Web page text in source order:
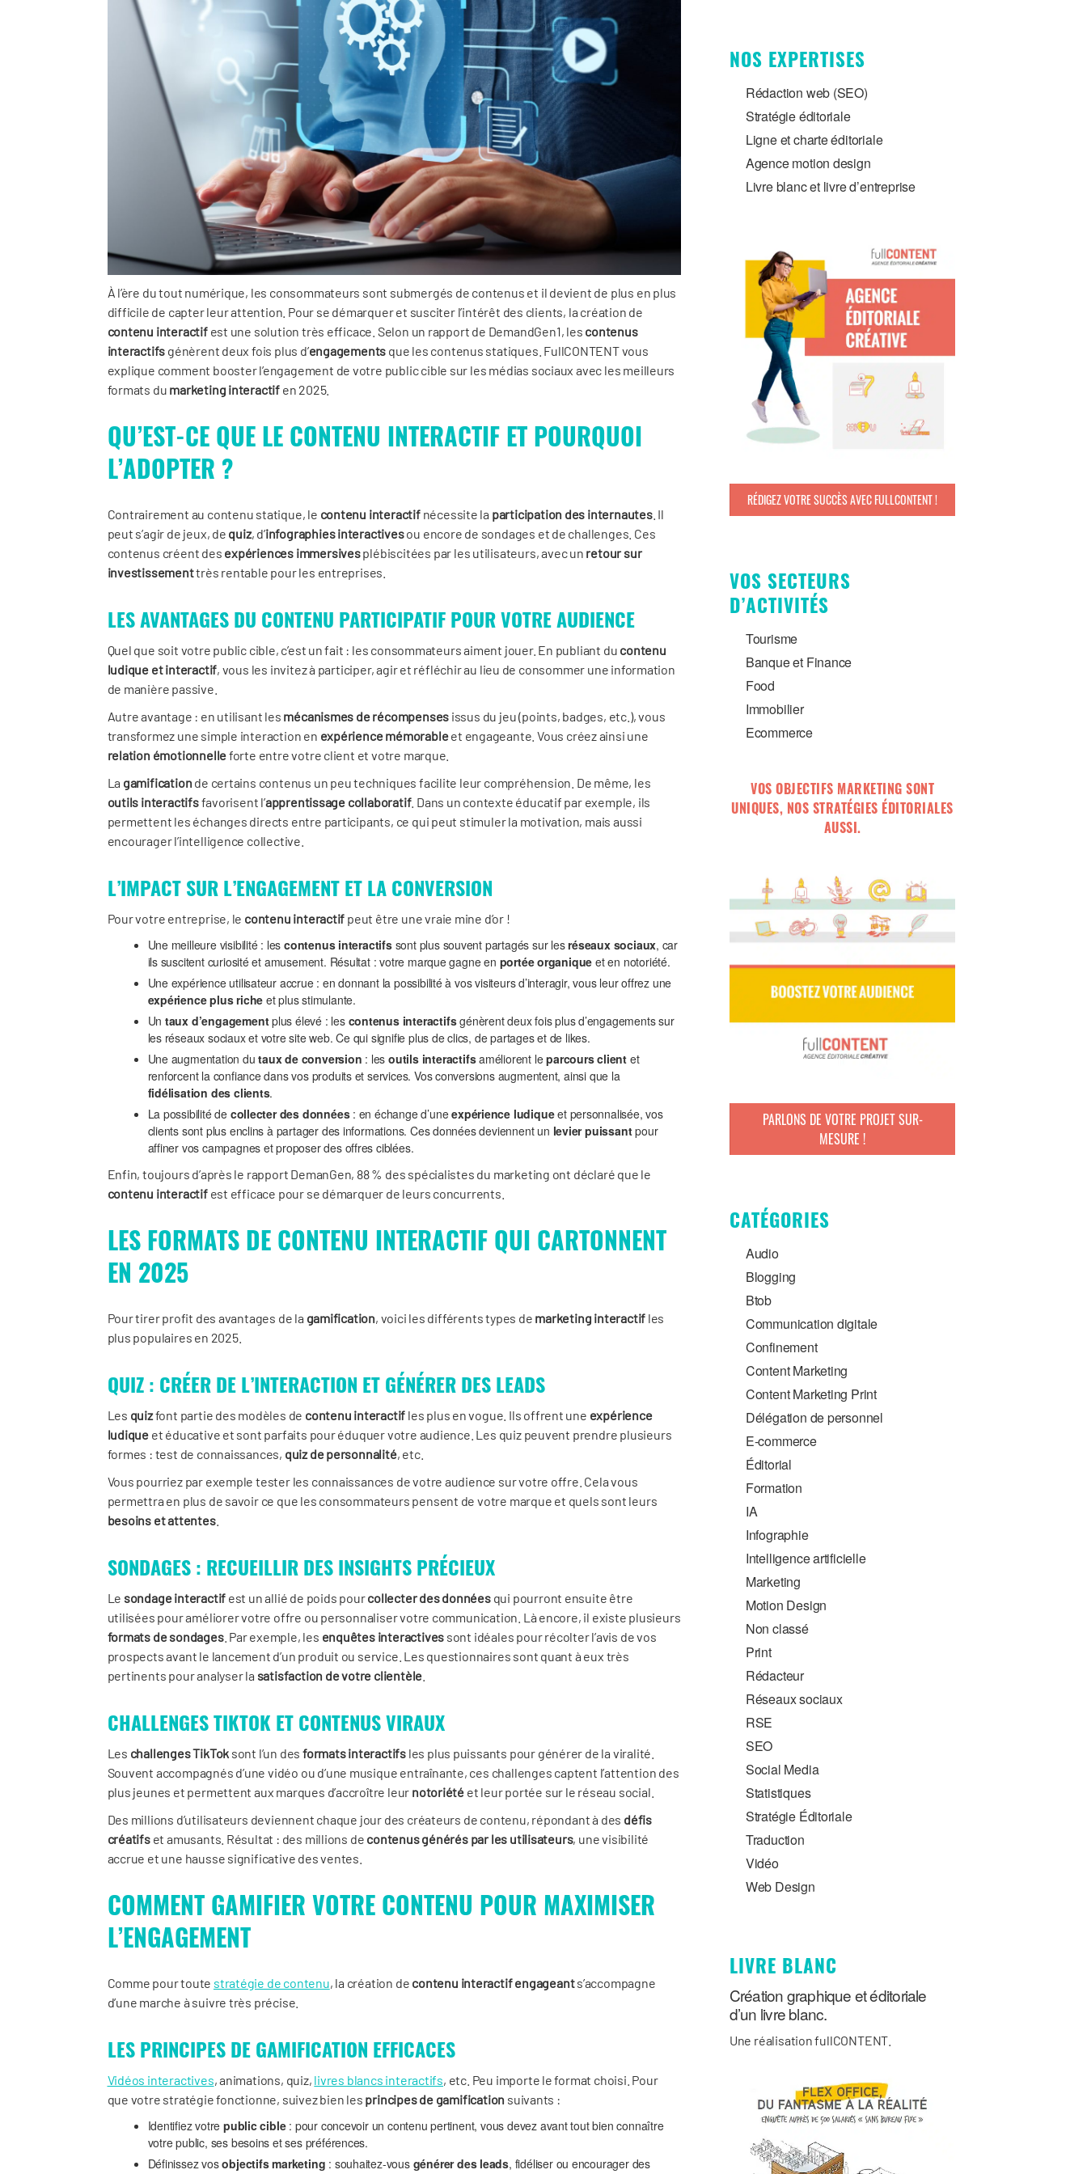
À l’ère du tout numérique, les consommateurs sont submergés de contenus et il devient de plus en plus
difficile de capter leur attention. Pour se démarquer et susciter l’intérêt des clients, la création de
contenu interactifest une solution très efficace. Selon un rapport de DemandGen1, les contenus
interactifs génèrent deux fois plus d’engagements que les contenus statiques. FullCONTENT vous
explique comment booster l’engagement de votre public cible sur les médias sociaux avec les meilleurs
formats du marketing interactif en 2025.
QU’EST-CE QUE LE CONTENU INTERACTIF ET POURQUOI
L’ADOPTER ?
Contrairement au contenu statique, le contenu interactifnécessite la participation des internautes. Il
peut s’agir de jeux, de quiz, d’infographies interactivesou encore de sondages et de challenges. Ces
contenus créent des expériences immersivesplébiscitées par les utilisateurs, avec un retour sur
investissementtrès rentable pour les entreprises.
LES AVANTAGES DU CONTENU PARTICIPATIF POUR VOTRE AUDIENCE
Quel que soit votre public cible, c’est un fait : les consommateurs aiment jouer. En publiant du contenu
ludique et interactif, vous les invitez à participer, agir et réfléchir au lieu de consommer une information
de manière passive.
Autre avantage : en utilisant les mécanismes de récompenses issus du jeu (points, badges, etc.), vous
transformez une simple interaction en expérience mémorableet engageante. Vous créez ainsi une
relation émotionnelleforte entre votre client et votre marque.
La gamification de certains contenus un peu techniques facilite leur compréhension. De même, les
outils interactifsfavorisent l’apprentissage collaboratif. Dans un contexte éducatif par exemple, ils
permettent les échanges directs entre participants, ce qui peut stimuler la motivation, mais aussi
encourager l’intelligence collective.
L’IMPACT SUR L’ENGAGEMENT ET LA CONVERSION
Pour votre entreprise, le contenu interactif peut être une vraie mine d’or !
Une meilleure visibilité : les contenus interactifssont plus souvent partagés sur lesréseaux sociaux, car
ils suscitent curiosité et amusement. Résultat : votre marque gagne en portée organique et en notoriété.
Une expérience utilisateur accrue : en donnant la possibilité à vos visiteurs d’interagir, vous leur offrez une
expérience plus riche et plus stimulante.
Un taux d’engagementplus élevé : les contenus interactifsgénèrent deux fois plus d’engagements sur
les réseaux sociaux et votre site web. Ce qui signifie plus de clics, de partages et de likes.
Une augmentation dutaux de conversion : lesoutils interactifsaméliorent leparcours client et
renforcent la confiance dans vos produits et services. Vos conversions augmentent, ainsi que la
fidélisation des clients.
La possibilité de collecter des données: en échange d’uneexpérience ludiqueet personnalisée, vos
clients sont plus enclins à partager des informations. Ces données deviennent un levier puissantpour
affiner vos campagnes et proposer des offres ciblées.
Enfin, toujours d’après le rapport DemanGen, 88 % des spécialistes du marketing ont déclaré que le
contenu interactifest efficace pour se démarquer de leurs concurrents.
LES FORMATS DE CONTENU INTERACTIF QUI CARTONNENT
EN 2025
Pour tirer profit des avantages de la gamification, voici les différents types de marketing interactif les
plus populaires en 2025.
QUIZ : CRÉER DE L’INTERACTION ET GÉNÉRER DES LEADS
Les quizfont partie des modèles de contenu interactif les plus en vogue. Ils offrent une expérience
ludique et éducative et sont parfaits pour éduquer votre audience. Les quiz peuvent prendre plusieurs
formes : test de connaissances, quiz de personnalité, etc.
Vous pourriez par exemple tester les connaissances de votre audience sur votre offre. Cela vous
permettra en plus de savoir ce que les consommateurs pensent de votre marque et quels sont leurs
besoins et attentes.
SONDAGES : RECUEILLIR DES INSIGHTS PRÉCIEUX
Le sondage interactif est un allié de poids pourcollecter des donnéesqui pourront ensuite être
utilisées pour améliorer votre offre ou personnaliser votre communication. Là encore, il existe plusieurs
formats de sondages. Par exemple, les enquêtes interactives sont idéales pour récolter l’avis de vos
prospects avant le lancement d’un produit ou service. Les questionnaires sont quant à eux très
pertinents pour analyser la satisfaction de votre clientèle
CHALLENGES TIKTOK ET CONTENUS VIRAUX
Les challenges TikTok sont l’un des formats interactifsles plus puissants pour générer de la viralité.
Souvent accompagnés d’une vidéo ou d’une musique entraînante, ces challenges captent l’attention des
plus jeunes et permettent aux marques d’accroître leur notoriété et leur portée sur le réseau social.
Des millions d’utilisateurs deviennent chaque jour des créateurs de contenu, répondant à des défis
créatifset amusants. Résultat : des millions de contenus générés par les utilisateurs, une visibilité
accrue et une hausse significative des ventes.
COMMENT GAMIFIER VOTRE CONTENU POUR MAXIMISER
L’ENGAGEMENT
Comme pour toute stratégie de contenu, la création de contenu interactif engageants’accompagne
d’une marche à suivre très précise.
LES PRINCIPES DE GAMIFICATION EFFICACES
Vidéos interactives, animations, quiz, livres blancs interactifs, etc. Peu importe le format choisi. Pour
que votre stratégie fonctionne, suivez bien les principes de gamification suivants :
Identifiez votre public cible: pour concevoir un contenu pertinent, vous devez avant tout bien connaître
votre public, ses besoins et ses préférences.
Définissez vosobjectifs marketing : souhaitez-vous générer des leads, fidéliser ou encourager des
NOS EXPERTISES
Rédaction web (SEO)
Stratégie éditoriale
Ligne et charte éditoriale
Agence motion design
Livre blanc et livre d’entreprise
RÉDIGEZ VOTRE SUCCÈS AVEC FULLCONTENT !
VOS SECTEURS
D’ACTIVITÉS
Tourisme
Banque et Finance
Food
Immobilier
Ecommerce
VOS OBJECTIFS MARKETING SONT
UNIQUES, NOS STRATÉGIES ÉDITORIALES
AUSSI.
PARLONS DE VOTRE PROJET SUR-
MESURE !
CATÉGORIES
Audio
Blogging
Btob
Communication digitale
Confinement
Content Marketing
Content Marketing Print
Délégation de personnel
E-commerce
Éditorial
Formation
IA
Infographie
Intelligence artificielle
Marketing
Motion Design
Non classé
Print
Rédacteur
Réseaux sociaux
RSE
SEO
Social Media
Statistiques
Stratégie Éditoriale
Traduction
Vidéo
Web Design
LIVRE BLANC
Création graphique et éditoriale
d’un livre blanc.
Une réalisation fullCONTENT.